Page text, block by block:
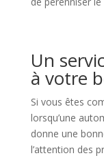
Un
à votre
Si vous êtes
lorsqu’une
donne une
l’attention des